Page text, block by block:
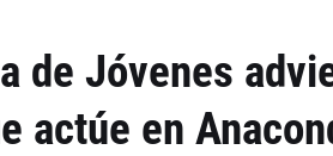
de Jóvenes
actúe en